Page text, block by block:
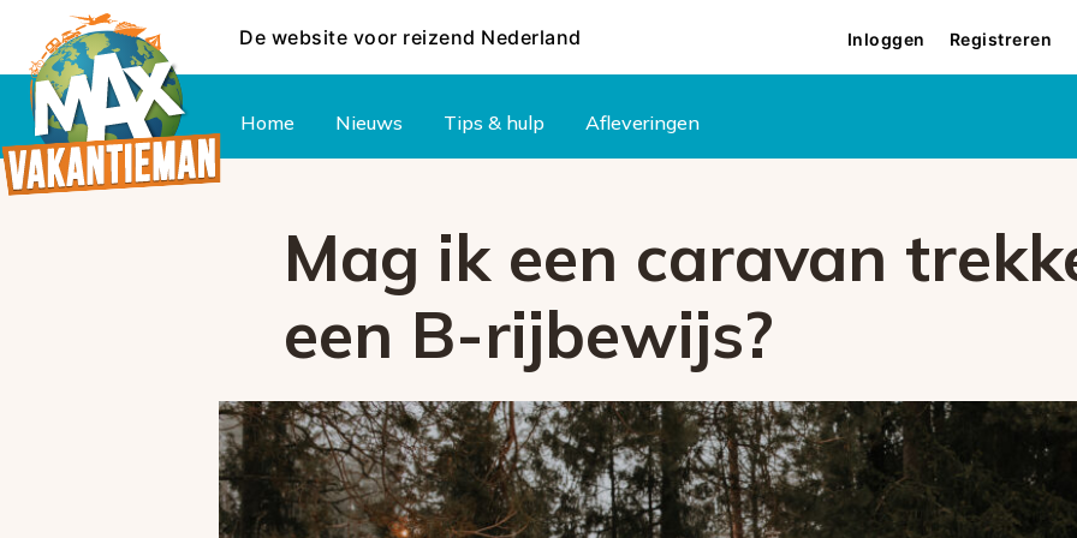
De website voor reizend Nederland Inloggen Registreren
Home Nieuws Tips & hulp Afleveringen
Mag ik een caravan
een B-rijbewijs?